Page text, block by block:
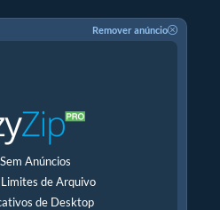
Remover anúncio
Sem Anúncios
de Arquivo
de Desktop